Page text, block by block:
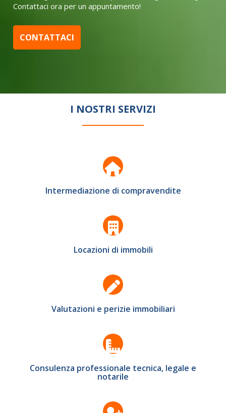
Contattaci ora per un appuntamento!
CONTATTACI
I NOSTRI SERVIZI
Intermediazione di compravendite
Locazioni di immobili
Valutazioni e perizie immobiliari
Consulenza professionale tecnica, legale e
notarile